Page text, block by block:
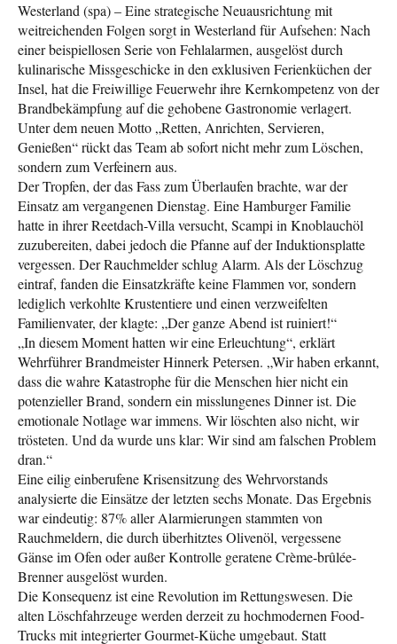
Westerland (spa) – Eine strategische Neuausrichtung mit
weitreichenden Folgen sorgt in Westerland für Aufsehen: Nach
einer beispiellosen Serie von Fehlalarmen, ausgelöst durch
kulinarische Missgeschicke in den exklusiven Ferienküchen der
Insel, hat die Freiwillige Feuerwehr ihre Kernkompetenz von der
Brandbekämpfung auf die gehobene Gastronomie verlagert.
Unter dem neuen Motto „Retten, Anrichten, Servieren,
Genießen“ rückt das Team ab sofort nicht mehr zum Löschen,
sondern zum Verfeinern aus.
Der Tropfen, der das Fass zum Überlaufen brachte, war der
Einsatz am vergangenen Dienstag. Eine Hamburger Familie
hatte in ihrer Reetdach-Villa versucht, Scampi in Knoblauchöl
zuzubereiten, dabei jedoch die Pfanne auf der Induktionsplatte
vergessen. Der Rauchmelder schlug Alarm. Als der Löschzug
eintraf, fanden die Einsatzkräfte keine Flammen vor, sondern
lediglich verkohlte Krustentiere und einen verzweifelten
Familienvater, der klagte: „Der ganze Abend ist ruiniert!“
„In diesem Moment hatten wir eine Erleuchtung“, erklärt
Wehrführer Brandmeister Hinnerk Petersen. „Wir haben erkannt,
dass die wahre Katastrophe für die Menschen hier nicht ein
potenzieller Brand, sondern ein misslungenes Dinner ist. Die
emotionale Notlage war immens. Wir löschten also nicht, wir
trösteten. Und da wurde uns klar: Wir sind am falschen Problem
dran.“
Eine eilig einberufene Krisensitzung des Wehrvorstands
analysierte die Einsätze der letzten sechs Monate. Das Ergebnis
war eindeutig: 87% aller Alarmierungen stammten von
Rauchmeldern, die durch überhitztes Olivenöl, vergessene
Gänse im Ofen oder außer Kontrolle geratene Crème-brûlée-
Brenner ausgelöst wurden.
Die Konsequenz ist eine Revolution im Rettungswesen. Die
alten Löschfahrzeuge werden derzeit zu hochmodernen Food-
Trucks mit integrierter Gourmet-Küche umgebaut. Statt